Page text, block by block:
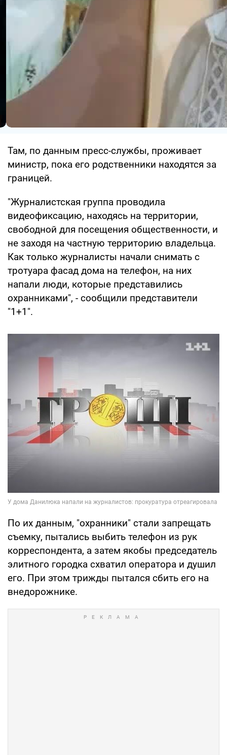
Там, по данным пресс-службы, проживает
министр, пока его родственники находятся за
границей.
"Журналистская группа проводила
видеофиксацию, находясь на территории,
свободной для посещения общественности, и
не заходя на частную территорию владельца.
Как только журналисты начали снимать с
тротуара фасад дома на телефон, на них
напали люди, которые представились
охранниками", - сообщили представители
"1+1".
По их данным, "охранники" стали запрещать
съемку, пытались выбить телефон из рук
корреспондента, а затем якобы председатель
элитного городка схватил оператора и душил
его. При этом трижды пытался сбить его на
внедорожнике.